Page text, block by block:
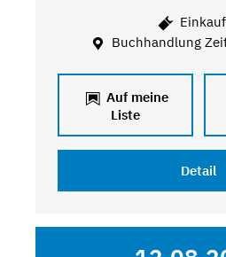
Buchhandlung
Auf meine
Liste
Detail